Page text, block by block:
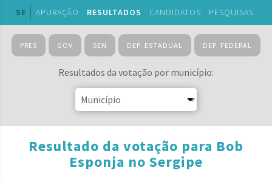
SE APURAÇÃO RESULTADOS CANDIDATOS PESQUISAS
PRES GOV SEN DEP. ESTADUAL DEP. FEDERAL
Resultados da votação por município:
Resultado da votação para Bob
Esponja no Sergipe